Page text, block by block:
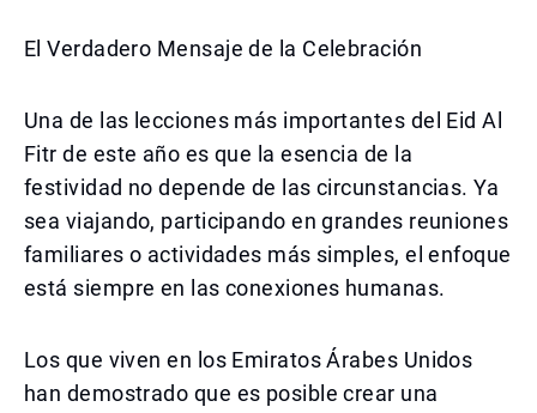
El Verdadero Mensaje de la Celebración
Una de las lecciones más importantes del Eid Al
Fitr de este año es que la esencia de la
festividad no depende de las circunstancias. Ya
sea viajando, participando en grandes reuniones
familiares o actividades más simples, el enfoque
está siempre en las conexiones humanas.
Los que viven en los Emiratos Árabes Unidos
han demostrado que es posible crear una